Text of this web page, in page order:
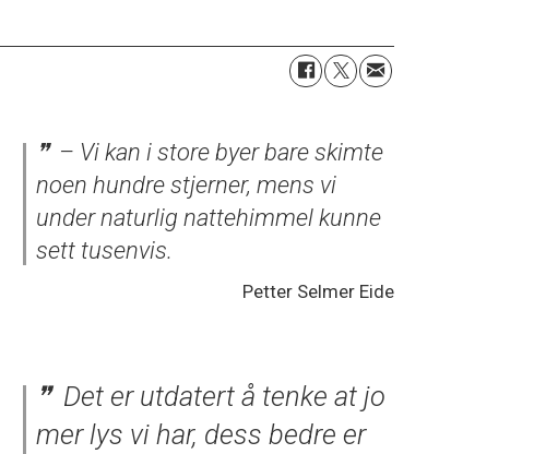
– Vi kan i store byer bare skimte
noen hundre stjerner, mens vi
under naturlig nattehimmel kunne
sett tusenvis.
Petter Selmer Eide
Det er utdatert å tenke at jo
mer lys vi har, dess bedre er